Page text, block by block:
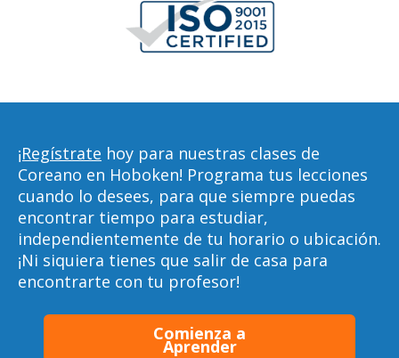
¡Regístrate hoy para nuestras clases de
Coreano en Hoboken! Programa tus lecciones
cuando lo desees, para que siempre puedas
encontrar tiempo para estudiar,
independientemente de tu horario o ubicación.
¡Ni siquiera tienes que salir de casa para
encontrarte con tu profesor!
Comienza a
Aprender